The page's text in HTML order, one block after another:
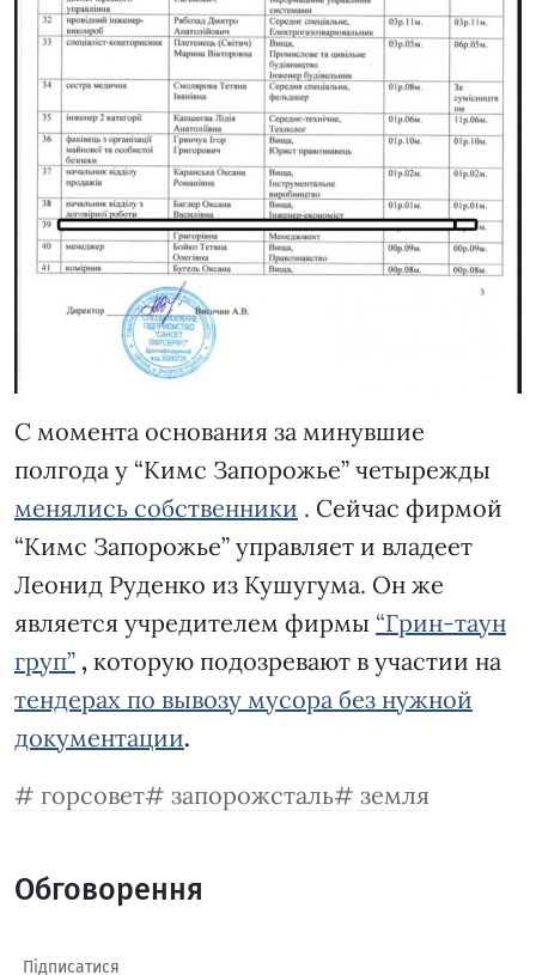
С момента основания за минувшие
полгода у “Кимс Запорожье” четырежды
менялись собственники . Сейчас фирмой
“Кимс Запорожье” управляет и владеет
Леонид Руденко из Кушугума. Он же
является учредителем фирмы “Грин-таун
груп” , которую подозревают в участии на
тендерах по вывозу мусора без нужной
документации.
горсовет
запорожсталь земля
Обговорення
Підписатися